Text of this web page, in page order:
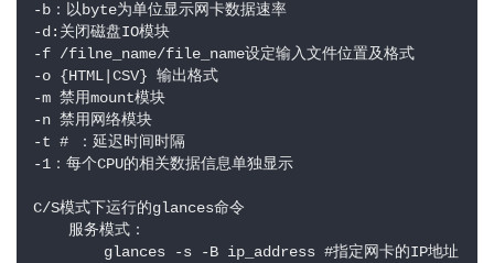
-b：以byte为单位显示网卡数据速率
-d:关闭磁盘IO模块
-f /filne_name/file_name设定输入文件位置及格式
-o {HTML|CSV} 输出格式
-m 禁用mount模块
-n 禁用网络模块
-t # ：延迟时间时隔
-1：每个CPU的相关数据信息单独显示
C/S模式下运行的glances命令
服务模式：
glances -s -B ip_address #指定网卡的IP地址